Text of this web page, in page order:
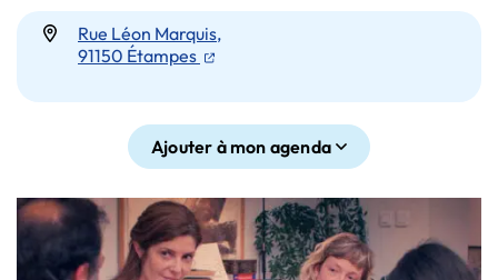
Infos utiles
Rue Léon Marquis,
91150 Étampes
(ouverture dans un nouvel onglet)
Ajouter à mon agenda